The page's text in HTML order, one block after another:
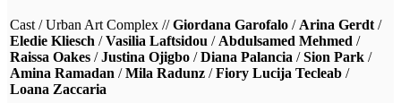
Cast / Urban Art Complex //Giordana Garofalo / Arina Gerdt /
Eledie Kliesch /Vasilia Laftsidou / Abdulsamed Mehmed /
Raissa Oakes /Justina Ojigbo /Diana Palancia /Sion Park /
Amina Ramadan /Mila Radunz /Fiory Lucija Tecleab /
Loana Zaccaria